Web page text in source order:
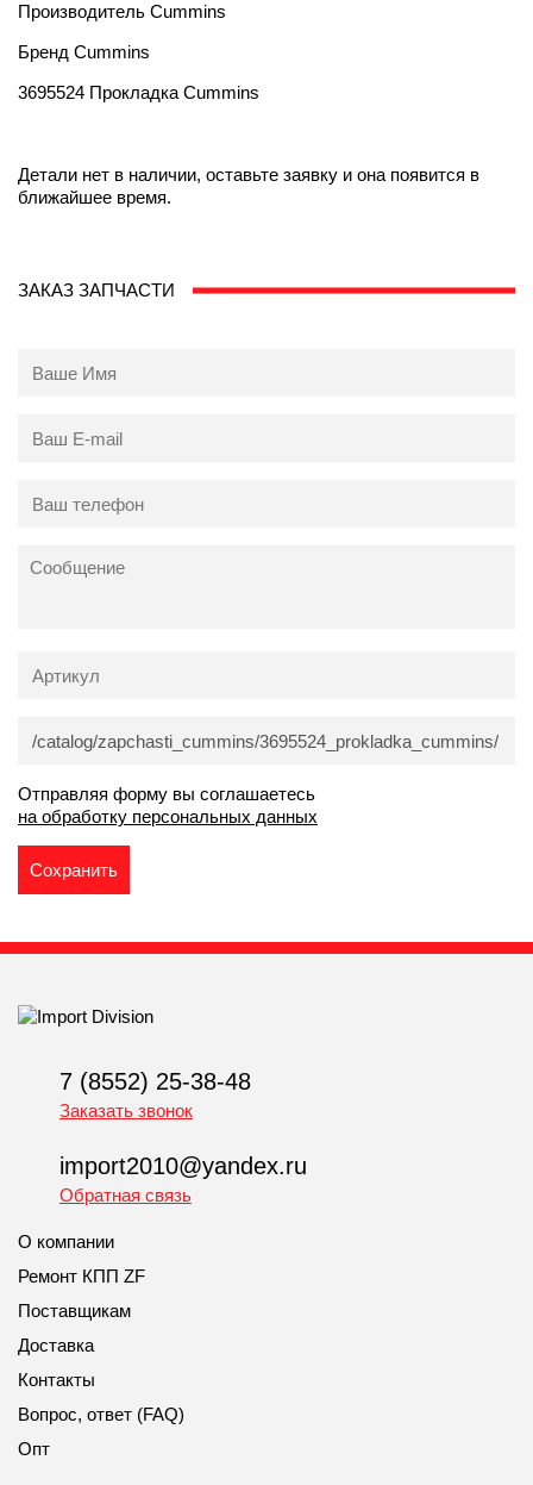
Производитель Cummins
Бренд Cummins
3695524 Прокладка Cummins
Детали нет в наличии, оставьте заявку и она появится в
ближайшее время.
ЗАКАЗ ЗАПЧАСТИ
Отправляя форму вы соглашаетесь
на обработку персональных данных
7 (8552) 25-38-48
Заказать звонок
import2010@yandex.ru
Обратная связь
О компании
Ремонт КПП ZF
Поставщикам
Доставка
Контакты
Вопрос, ответ (FAQ)
Опт